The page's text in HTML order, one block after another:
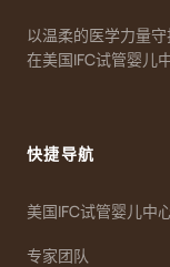
以温柔的医学力量守
在美国IFC试管婴儿
快捷导航
美国IFC试管婴儿中
专家团队